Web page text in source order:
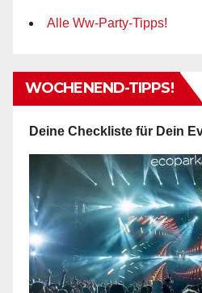
Alle Ww-Party-Tipps!
WOCHENEND-TIPPS!
Deine Checkliste für Dein